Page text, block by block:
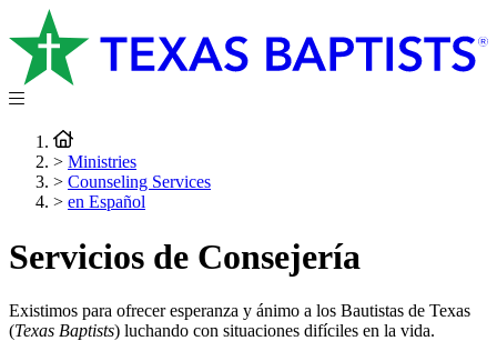
> Ministries
> Counseling Services
> en Español
Servicios de Consejería
Existimos para ofrecer esperanza y ánimo a los Bautistas de Texas
(Texas Baptists) luchando con situaciones difíciles en la vida.